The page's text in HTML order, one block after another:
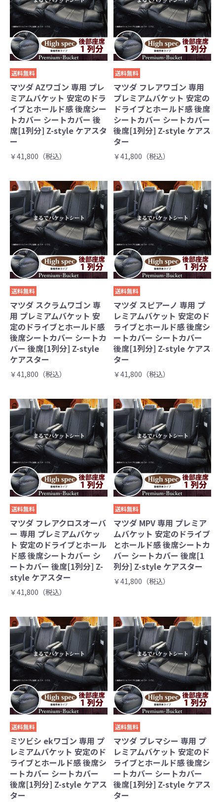
送料無料
マツダ AZワゴン 専用 プレ
ミアムバケット 安定のドラ
イブとホールド感 後席シー
トカバー シートカバー 後
席[1列分] Z-style ケアスタ
ー
￥41,800（税込）
送料無料
マツダ フレアワゴン 専用
プレミアムバケット 安定の
ドライブとホールド感 後席
シートカバー シートカバー
後席[1列分] Z-style ケアス
ター
￥41,800（税込）
送料無料
マツダ スクラムワゴン 専
用 プレミアムバケット 安
定のドライブとホールド感
後席シートカバー シートカ
バー 後席[1列分] Z-style
ケアスター
￥41,800（税込）
送料無料
マツダ スピアーノ 専用 プ
レミアムバケット 安定のド
ライブとホールド感 後席シ
ートカバー シートカバー
後席[1列分] Z-style ケアス
ター
￥41,800（税込）
送料無料
マツダ フレアクロスオーバ
ー 専用 プレミアムバケッ
ト 安定のドライブとホール
ド感 後席シートカバー シ
ートカバー 後席[1列分] Z-
style ケアスター
￥41,800（税込）
送料無料
マツダ MPV 専用 プレミア
ムバケット 安定のドライブ
とホールド感 後席シートカ
バー シートカバー 後席[1
列分] Z-style ケアスター
￥41,800（税込）
送料無料
ミツビシ ekワゴン 専用 プ
レミアムバケット 安定のド
ライブとホールド感 後席シ
ートカバー シートカバー
後席[1列分] Z-style ケアス
ター
送料無料
マツダ プレマシー 専用 プ
レミアムバケット 安定のド
ライブとホールド感 後席シ
ートカバー シートカバー
後席[1列分] Z-style ケアス
ター